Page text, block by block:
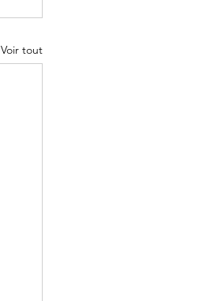
Voir tout